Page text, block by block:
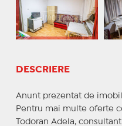
DESCRIERE
Anunt prezentat de
Pentru mai multe oferte
Todoran Adela,